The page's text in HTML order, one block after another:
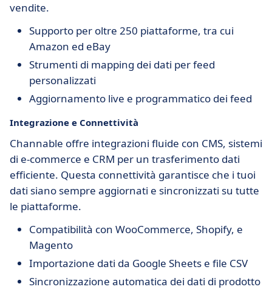
vendite.
Supporto per oltre 250 piattaforme, tra cui
Amazon ed eBay
Strumenti di mapping dei dati per feed
personalizzati
Aggiornamento live e programmatico dei feed
Integrazione e Connettività
Channable offre integrazioni fluide con CMS, sistemi
di e-commerce e CRM per un trasferimento dati
efficiente. Questa connettività garantisce che i tuoi
dati siano sempre aggiornati e sincronizzati su tutte
le piattaforme.
Compatibilità con WooCommerce, Shopify, e
Magento
Importazione dati da Google Sheets e file CSV
Sincronizzazione automatica dei dati di prodotto